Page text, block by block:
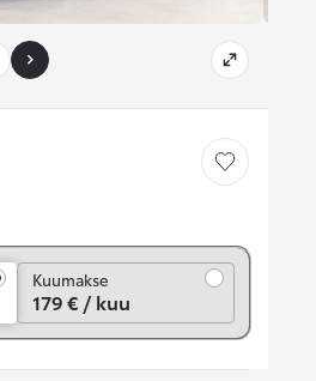
Salvesta
Kuumakse
179 € / kuu